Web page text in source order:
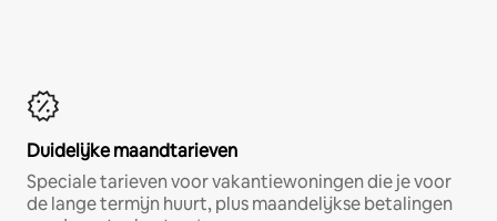
Duidelijke maandtarieven
Speciale tarieven voor vakantiewoningen die je voor
de lange termijn huurt, plus maandelijkse betalingen